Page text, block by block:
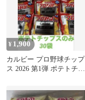
¥ 1,900
カルビー プロ野球チップ
ス 2026 第1弾 ポテトチッ